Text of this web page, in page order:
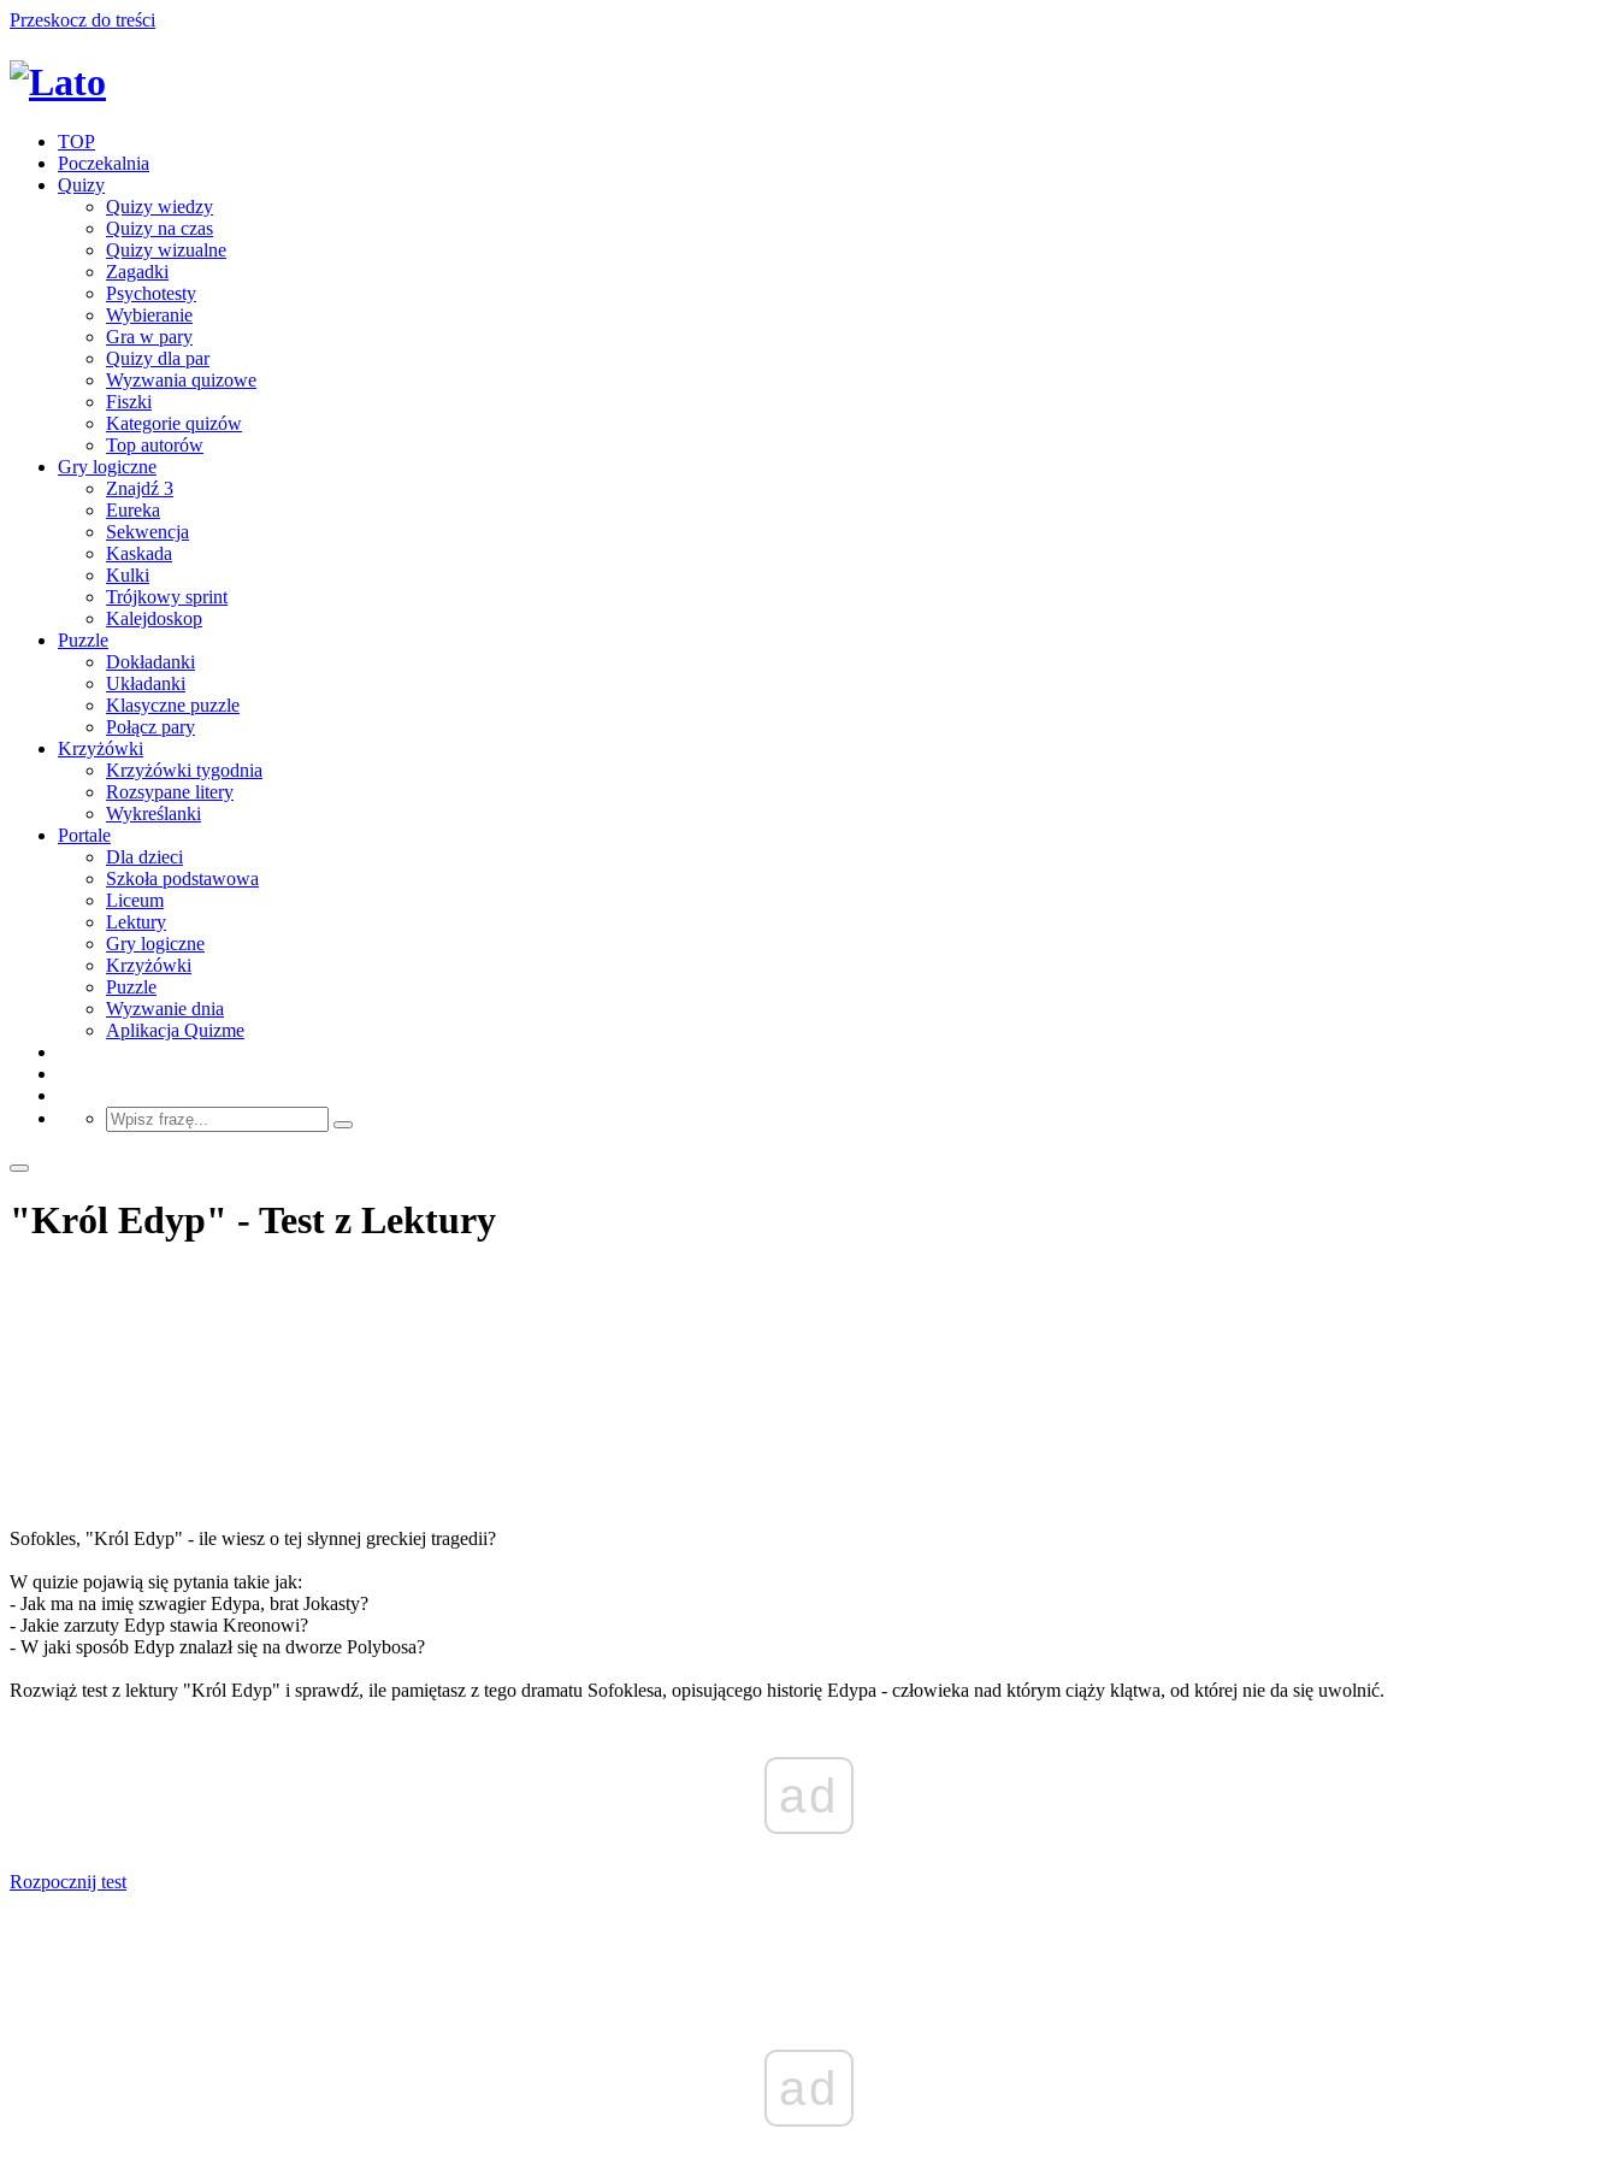
Przeskocz do treści
TOP
Poczekalnia
Quizy
Quizy wiedzy
Quizy na czas
Quizy wizualne
Zagadki
Psychotesty
Wybieranie
Gra w pary
Quizy dla par
Wyzwania quizowe
Fiszki
Kategorie quizów
Top autorów
Gry logiczne
Znajdź 3
Eureka
Sekwencja
Kaskada
Kulki
Trójkowy sprint
Kalejdoskop
Puzzle
Dokładanki
Układanki
Klasyczne puzzle
Połącz pary
Krzyżówki
Krzyżówki tygodnia
Rozsypane litery
Wykreślanki
Portale
Dla dzieci
Szkoła podstawowa
Liceum
Lektury
Gry logiczne
Krzyżówki
Puzzle
Wyzwanie dnia
Aplikacja Quizme
"Król Edyp" - Test z Lektury
Sofokles, "Król Edyp" - ile wiesz o tej słynnej greckiej tragedii?
W quizie pojawią się pytania takie jak:
- Jak ma na imię szwagier Edypa, brat Jokasty?
- Jakie zarzuty Edyp stawia Kreonowi?
- W jaki sposób Edyp znalazł się na dworze Polybosa?
Rozwiąż test z lektury "Król Edyp" i sprawdź, ile pamiętasz z tego dramatu Sofoklesa, opisującego historię Edypa - człowieka nad którym ciąży klątwa, od której nie da się uwolnić.
ad
Rozpocznij test
ad